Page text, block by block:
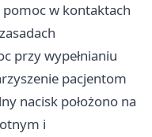
w kontaktach
przy wypełnianiu
pacjentom
nacisk położono na
i